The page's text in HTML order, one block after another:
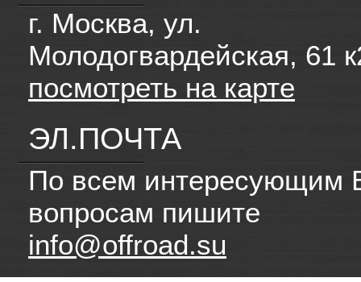
г. Москва, ул.
Молодогвардейская, 61
посмотреть на карте
ЭЛ.ПОЧТА
По всем интересующим
вопросам пишите
info@offroad.su